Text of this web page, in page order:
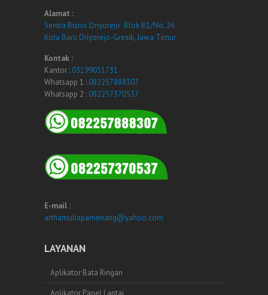
Alamat :
Sentra Bisnis Driyorejo Blok B1/No. 26
Kota Baru Driyorejo-Gresik, Jawa Timur
Kontak :
Kantor : 03199051731
Whatsapp 1 : 082257888307
Whatsapp 2 : 082257370537
E-mail :
arthamuliapamenang@yahoo.com
LAYANAN
Aplikator Bata Ringan
Aplikator Panel Lantai